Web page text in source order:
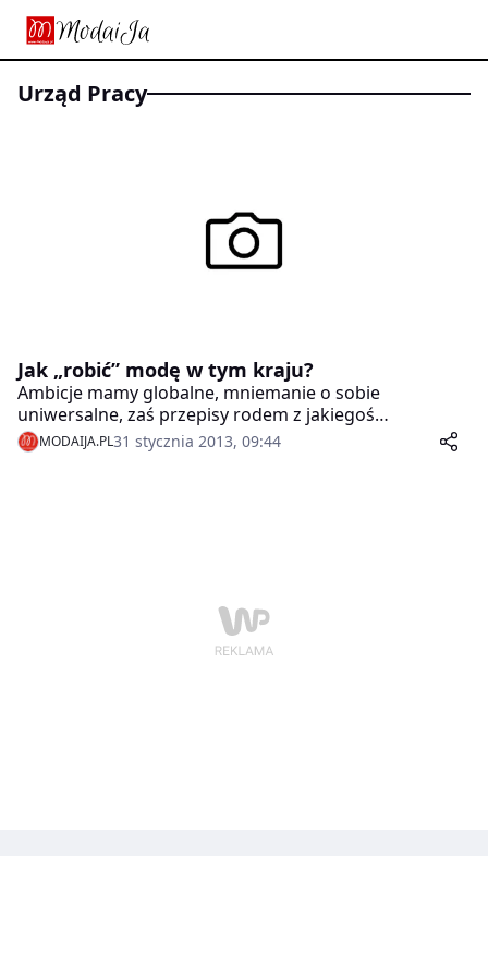
Urząd Pracy
Jak „robić” modę w tym kraju?
Ambicje mamy globalne, mniemanie o sobie
uniwersalne, zaś przepisy rodem z jakiegoś
marionetkowego państewka i urzędników z buszu.
MODAIJA.PL31 stycznia 2013, 09:44